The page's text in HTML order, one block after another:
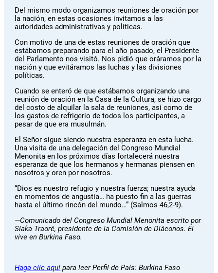
Del mismo modo organizamos reuniones de oración por
la nación, en estas ocasiones invitamos a las
autoridades administrativas y políticas.
Con motivo de una de estas reuniones de oración que
estábamos preparando para el año pasado, el Presidente
del Parlamento nos visitó. Nos pidió que oráramos por la
nación y que evitáramos las luchas y las divisiones
políticas.
Cuando se enteró de que estábamos organizando una
reunión de oración en la Casa de la Cultura, se hizo cargo
del costo de alquilar la sala de reuniones, así como de
los gastos de refrigerio de todos los participantes, a
pesar de que era musulmán.
El Señor sigue siendo nuestra esperanza en esta lucha.
Una visita de una delegación del Congreso Mundial
Menonita en los próximos días fortalecerá nuestra
esperanza de que los hermanos y hermanas piensen en
nosotros y oren por nosotros.
“Dios es nuestro refugio y nuestra fuerza; nuestra ayuda
en momentos de angustia… ha puesto fin a las guerras
hasta el último rincón del mundo…” (Salmos 46,2-9).
—Comunicado del Congreso Mundial Menonita escrito por
Siaka Traoré, presidente de la Comisión de Diáconos. Él
vive en Burkina Faso.
Haga clic aquípara leer Perfil de País: Burkina Faso